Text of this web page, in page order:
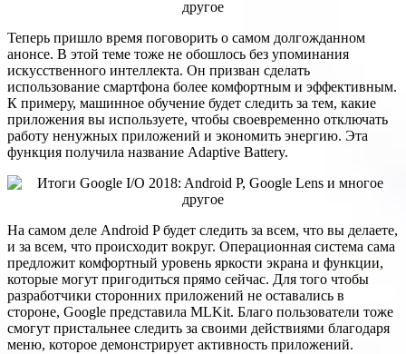
Теперь пришло время поговорить о самом долгожданном
анонсе. В этой теме тоже не обошлось без упоминания
искусственного интеллекта. Он призван сделать
использование смартфона более комфортным и эффективным.
К примеру, машинное обучение будет следить за тем, какие
приложения вы используете, чтобы своевременно отключать
работу ненужных приложений и экономить энергию. Эта
функция получила название Adaptive Battery.
На самом деле Android P будет следить за всем, что вы делаете,
и за всем, что происходит вокруг. Операционная система сама
предложит комфортный уровень яркости экрана и функции,
которые могут пригодиться прямо сейчас. Для того чтобы
разработчики сторонних приложений не оставались в
стороне, Google представила MLKit. Благо пользователи тоже
смогут пристальнее следить за своими действиями благодаря
меню, которое демонстрирует активность приложений.